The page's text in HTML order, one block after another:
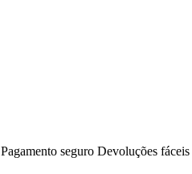
Pagamento seguro Devoluções fáceis